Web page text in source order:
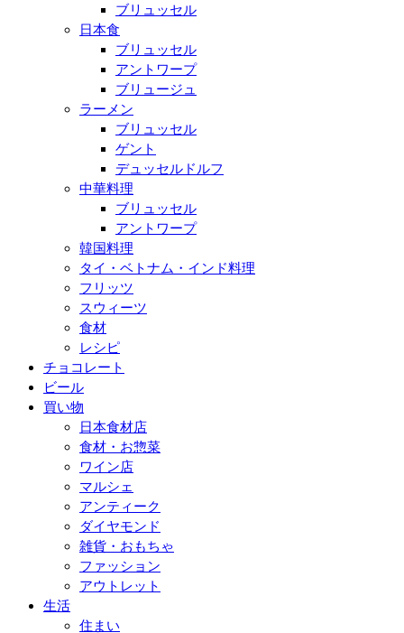
ブリュッセル
日本食
ブリュッセル
アントワープ
ブリュージュ
ラーメン
ブリュッセル
ゲント
デュッセルドルフ
中華料理
ブリュッセル
アントワープ
韓国料理
タイ・ベトナム・インド料理
フリッツ
スウィーツ
食材
レシピ
チョコレート
ビール
買い物
日本食材店
食材・お惣菜
ワイン店
マルシェ
アンティーク
ダイヤモンド
雑貨・おもちゃ
ファッション
アウトレット
生活
住まい